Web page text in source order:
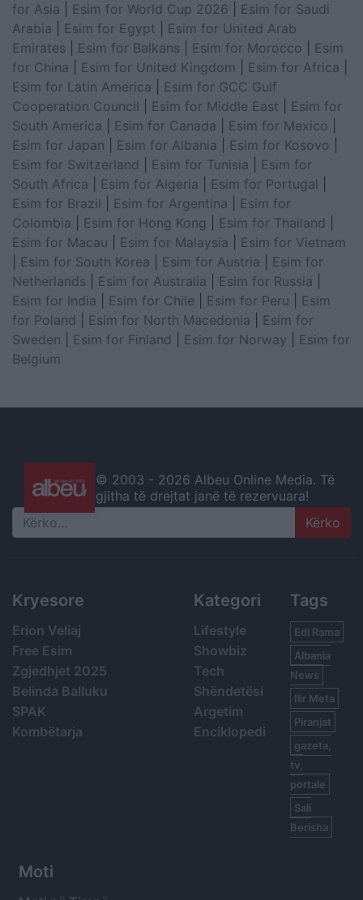
for Asia
Esim for World Cup 2026
Esim for Saudi
Arabia
Esim for Egypt
Esim for United Arab
Emirates
Esim for Balkans Esim for Morocco
Esim
for China
Esim for United Kingdom Esim for Africa
Esim for Latin America
Esim for GCC Gulf
Cooperation Council
Esim for Middle East
Esim for
South America
Esim for Canada Esim for Mexico
Esim for Japan
Esim for Albania Esim for Kosovo
Esim for Switzerland
Esim for Tunisia
Esim for
South Africa
Esim for Algeria Esim for Portugal
Esim for Brazil
Esim for Argentina
Esim for
Colombia
Esim for Hong Kong Esim for Thailand
Esim for Macau
Esim for Malaysia
Esim for Vietnam
Esim for South Korea Esim for Austria
Esim for
Netherlands
Esim for Australia Esim for Russia
Esim for India
Esim for Chile Esim for Peru
Esim
for Poland
Esim for North Macedonia
Esim for
Sweden
Esim for Finland Esim for Norway
Esim for
Belgium
© 2003 - 2026 Albeu Online Media. Të
gjitha të drejtat janë të rezervuara!
Search
Kryesore
Erion Veliaj
Free Esim
Zgjedhjet 2025
Belinda Balluku
SPAK
Kombëtarja
Kategori
Lifestyle
Showbiz
Tech
Shëndetësi
Argetim
Enciklopedi
Tags
Edi Rama
Albania
News
Ilir Meta
Piranjat
gazeta,
tv,
portale
Sali
Berisha
Moti